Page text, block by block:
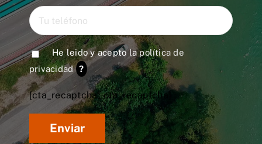
He leido y acepto lapolítica de
privacidad ?
[cta_recaptcha* cta_recaptcha]